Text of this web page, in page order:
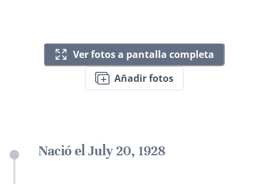
Ver fotos a pantalla completa
Añadir fotos
Nació el July 20, 1928